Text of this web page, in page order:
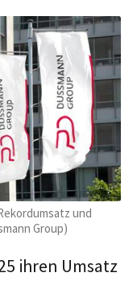
und
Group)
ihren Umsatz